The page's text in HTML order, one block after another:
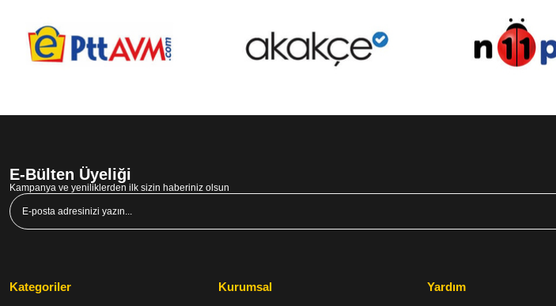
E-Bülten Üyeliği
Kampanya ve yeniliklerden ilk sizin haberiniz olsun
Kategoriler Kurumsal Yardım